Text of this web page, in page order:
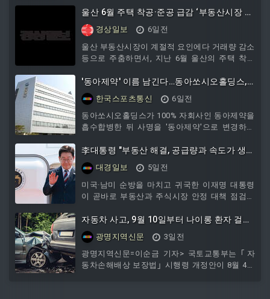
전은 8월 3일~9월 11일까지 진행되며, 대구의 문화와
축제에 관심 있는 대한민국 국민이라면 누구나 개인
또는 팀으로 참여할 수 있다. 공모 분야는 △AI 로고송
△AI 숏폼 △AI 이미지(포스터·웹
울산 6월 주택 착공·준공 급감 ‘부동산시장 숨
고르기’경상일보
6일전
울산 부동산시장이 계절적 요인에다 거래량 감소
등으로 주춤하면서, 지난 6월 울산의 주택 착공
다. 2일 국토교통부 ‘2026년 6월 주택통계’에 따
르면 지난 6월 울산의 주택 착공은 323가구로 전
년 대비 47.4% 감소했다. 상반기 누적으로도 1년
전과 비교해 36.5% 쪼그라들었다. 최근 일부 선
호 지역·단지를 제외하면 미분양이 지속 발생하
가구 순증했지만, 상반기 누적으로는 701가구에
그쳐 전년
'동아제약' 이름 남긴다…동아쏘시오홀딩스,
사명 변경 추진
한국스포츠통신
6일전
동아쏘시오홀딩스가 100% 자회사인 동아제약을
흡수합병한 뒤 사명을 '동아제약'으로 변경하는
가 존속법인이지만, 소비자
李대통령 "부동산 해결, 공급량과 속도가 생
명" 대경일보
5일전
미국·남미 순방을 마치고 귀국한 이재명 대통령
이 곧바로 부동산과 주식시장 안정 대책 점검에
준에 이르렀다고 진단하고, 공급 물량 확보와 사
업 속도를 높일 수 있는 대책을 다시 마련하라고
지시했다.강유정 청와대 수석대변인은 이 대통령
이 3일 오전 11시30분 귀국한 뒤 청와대로 출근
해 비공개 부동산·주식시장 점검회의를 주재했다
자동차 사고, 9월 10일부터 나이롱 환자 걸러
낸다광명지역신문
3일전
광명지역신문=이순금 기자> 국토교통부는 ｢자
동차손해배상 보장법｣ 시행령 개정안이 8월 4일